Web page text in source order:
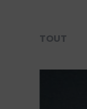
TOUT